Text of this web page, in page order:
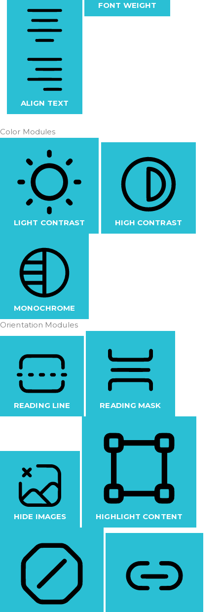
ALIGN TEXT
FONT WEIGHT
Color Modules
LIGHT CONTRAST HIGH CONTRAST
MONOCHROME
Orientation Modules
READING LINE READING MASK
HIDE IMAGES HIGHLIGHT CONTENT